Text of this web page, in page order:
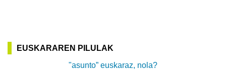
EUSKARAREN PILULAK
"asunto” euskaraz, nola?